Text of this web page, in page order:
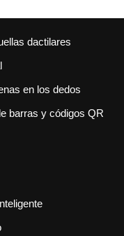
dactilares
en los dedos
barras y códigos QR